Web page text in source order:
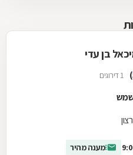
בן עדי
1 דירוגים
מענה מהיר